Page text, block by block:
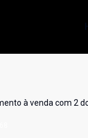
à venda com 2